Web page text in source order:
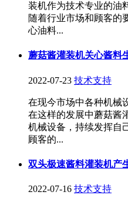
装机作为技术专业的油
随着行业市场和顾客的
心油料...
蘑菇酱灌装机关心酱料
2022-07-23 技术支持
在现今市场中各种机械
在这样的发展中蘑菇酱
机械设备，持续发挥自
顾客的...
双头极速酱料灌装机产
2022-07-16 技术支持